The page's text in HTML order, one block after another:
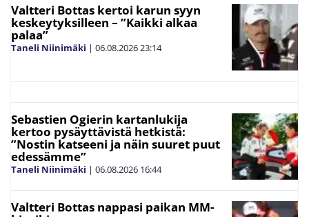
Valtteri Bottas kertoi karun syyn
keskeytyksilleen – ”Kaikki alkaa
palaa”
Taneli Niinimäki | 06.08.202623:14
Sebastien Ogierin kartanlukija
kertoo pysäyttävistä hetkistä:
”Nostin katseeni ja näin suuret puut
edessämme”
Taneli Niinimäki | 06.08.2026 16:44
Valtteri Bottas nappasi paikan MM-